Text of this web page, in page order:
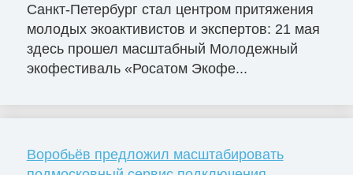
Санкт-Петербург стал центром притяжения
молодых экоактивистов и экспертов: 21 мая
здесь прошел масштабный Молодежный
экофестиваль «Росатом Экофе...
Воробьёв предложил масштабировать